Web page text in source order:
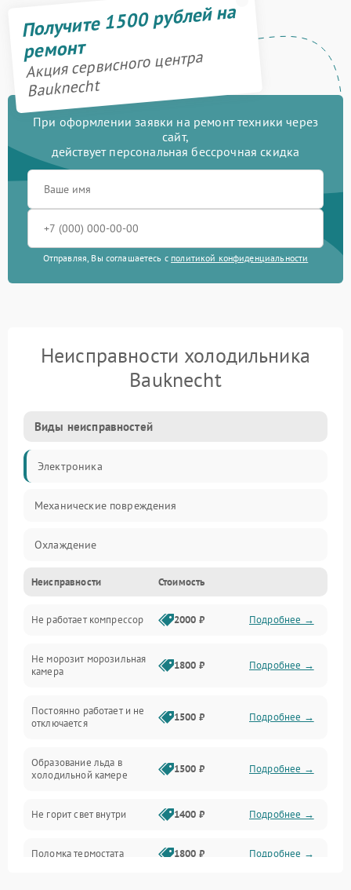
Получите 1500 рублей на
ремонт
Акция сервисного центра
Bauknecht
При оформлении заявки на ремонт техники через
сайт,
действует персональная бессрочная скидка
Отправляя, Вы соглашаетесь с политикой конфиденциальности
Неисправности холодильника
Bauknecht
Виды неисправностей
Электроника
Механические повреждения
Охлаждение
Механика
Электропитание
Дренаж
Неисправности Стоимость
Не работает компрессор 2000 ₽ Подробнее →
Не морозит морозильная
камера
1800 ₽ Подробнее →
Постоянно работает и не
отключается
1500 ₽ Подробнее →
Образование льда в
холодильной камере
1500 ₽ Подробнее →
Не горит свет внутри 1400 ₽ Подробнее →
Поломка термостата 1800 ₽ Подробнее →